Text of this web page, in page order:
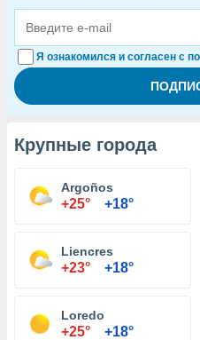
Я ознакомился и согласен с
Крупные города
Argoños
+25° +18°
Liencres
+23° +18°
Loredo
+25° +18°